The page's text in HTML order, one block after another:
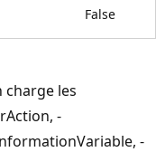
False
charge les
-
-